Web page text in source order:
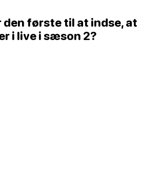
den første til at indse, at
i live i sæson 2?